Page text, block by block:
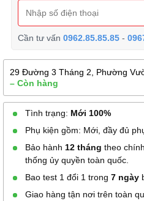
Cần tư vấn0962.85.85.85 -
29 Đường 3 Tháng 2, Phường
– Còn hàng
Tình trạng: Mới 100%
Phụ kiện gồm: Mới, đầy đủ
Bảo hành 12 tháng theo
thống ủy quyền toàn quốc.
Bao test 1 đổi 1 trong 7 ngày
Giao hàng tận nơi trên toàn